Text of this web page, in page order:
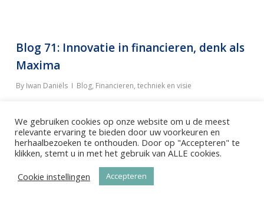
Blog 71: Innovatie in financieren, denk als
Maxima
By Iwan Daniëls Blog, Financieren, techniek en visie
Als jemorgenhetzelfde doet als
gisterendan geef ik jevandaag
financiering…
We gebruiken cookies op onze website om u de meest
relevante ervaring te bieden door uw voorkeuren en
herhaalbezoeken te onthouden. Door op "Accepteren" te
klikken, stemt u in met het gebruik van ALLE cookies.
Cookie instellingen
Accepteren